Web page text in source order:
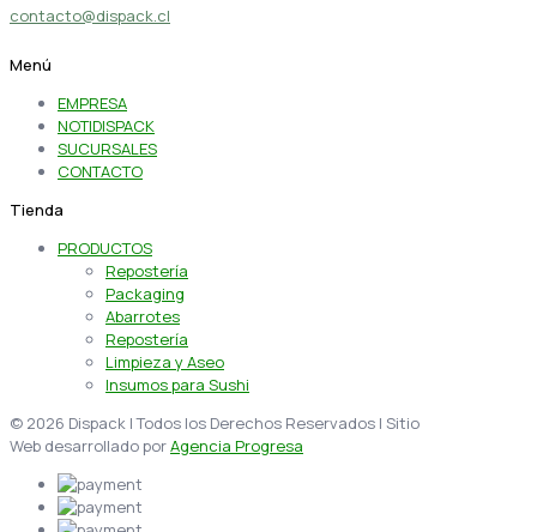
contacto@dispack.cl
Menú
EMPRESA
NOTIDISPACK
SUCURSALES
CONTACTO
Tienda
PRODUCTOS
Repostería
Packaging
Abarrotes
Repostería
Limpieza y Aseo
Insumos para Sushi
© 2026 Dispack | Todos los Derechos Reservados | Sitio
Web desarrollado porAgencia Progresa